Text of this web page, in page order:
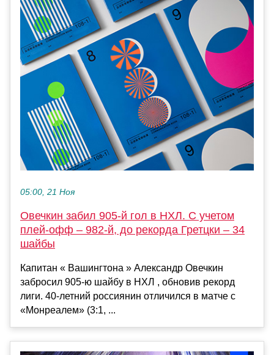
05:00, 21 Ноя
Овечкин забил 905-й гол в НХЛ. С учетом
плей-офф – 982-й, до рекорда Гретцки – 34
шайбы
Капитан « Вашингтона » Александр Овечкин
забросил 905-ю шайбу в НХЛ , обновив рекорд
лиги. 40-летний россиянин отличился в матче с
«Монреалем» (3:1, ...